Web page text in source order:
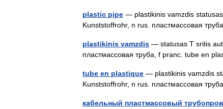
plastic pipe — plastikinis vamzdis
Kunststoffrohr, n rus. пластмассовая
plastikinis vamzdis — statusas T sritis
пластмассовая труба, f pranc. tube en
tube en plastique — plastikinis vamzdis
Kunststoffrohr, n rus. пластмассовая
кабельный пластмассовый